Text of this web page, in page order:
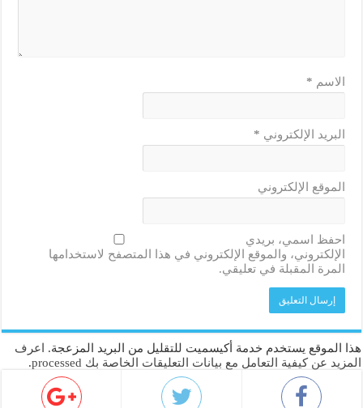
الاسم *
البريد الإلكتروني *
الموقع الإلكتروني
احفظ اسمي، بريدي
الإلكتروني، والموقع الإلكتروني في هذا المتصفح لاستخدامها
المرة المقبلة في تعليقي.
هذا الموقع يستخدم خدمة أكيسميت للتقليل من البريد المزعجة.
اعرف
المزيد عن كيفية التعامل مع بيانات التعليقات الخاصة بك processed
.